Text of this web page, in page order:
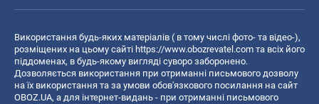
Використання будь-яких матеріалів ( в тому числі фото- та відео-),
розміщених на цьому сайті https://www.obozrevatel.com та всіх його
піддоменах, в будь-якому вигляді суворо заборонено.
Дозволяється використання при отриманні письмового дозволу
на їх використання та за умови обов'язкового посилання на сайт
OBOZ.UA, а для інтернет-видань - при отриманні письмового